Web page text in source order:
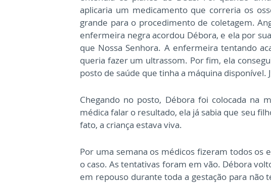
aplicaria um medicamento que correria os
grande para o procedimento de coletagem.
enfermeira negra acordou Débora, e ela por
que Nossa Senhora. A enfermeira tentando
queria fazer um ultrassom. Por fim, ela
posto de saúde que tinha a máquina disponível.
Chegando no posto, Débora foi colocada na
médica falar o resultado, ela já sabia que seu
fato, a criança estava viva.
Por uma semana os médicos fizeram todos os
o caso. As tentativas foram em vão. Débora
em repouso durante toda a gestação para não